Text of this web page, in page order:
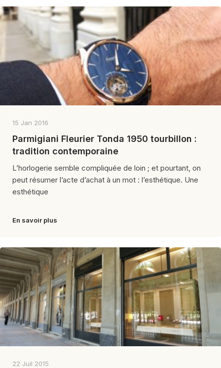
15 Jan 2016
Parmigiani Fleurier Tonda 1950 tourbillon :
tradition contemporaine
L’horlogerie semble compliquée de loin ; et pourtant, on
peut résumer l’acte d’achat à un mot : l’esthétique. Une
esthétique
En savoir plus
22 Juil 2015